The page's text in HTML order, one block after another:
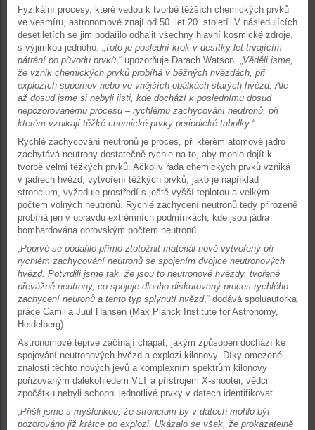
Fyzikální procesy, které vedou k tvorbě těžších chemických prvků
ve vesmíru, astronomové znají od 50. let 20. století. V následujících
desetiletích se jim podařilo odhalit všechny hlavní kosmické zdroje,
s výjimkou jednoho. „Toto je poslední krok v desítky let trvajícím
pátrání po původu prvků,“ upozorňuje Darach Watson. „Věděli jsme,
že vznik chemických prvků probíhá v běžných hvězdách, při
explozích supernov nebo ve vnějších obálkách starých hvězd. Ale
až dosud jsme si nebyli jisti, kde dochází k poslednímu dosud
nepozorovanému procesu – rychlému zachycování neutronů, při
kterém vznikají těžké chemické prvky periodické tabulky.“
Rychlé zachycování neutronů je proces, při kterém atomové jádro
zachytává neutrony dostatečně rychle na to, aby mohlo dojít k
tvorbě velmi těžkých prvků. Ačkoliv řada chemických prvků vzniká
v jádrech hvězd, vytvoření těžkých prvků, jako je například
stroncium, vyžaduje prostředí s ještě vyšší teplotou a velkým
počtem volných neutronů. Rychlé zachycení neutronů tedy přirozeně
probíhá jen v opravdu extrémních podmínkách, kde jsou jádra
bombardována obrovským počtem neutronů.
„Poprvé se podařilo přímo ztotožnit materiál nově vytvořený při
rychlém zachycování neutronů se spojením dvojice neutronových
hvězd. Potvrdili jsme tak, že jsou to neutronové hvězdy, tvořené
převážně neutrony, co spojuje dlouho diskutovaný proces rychlého
zachycení neuronů a tento typ splynutí hvězd,“ dodává spoluautorka
práce Camilla Juul Hansen (Max Planck Institute for Astronomy,
Heidelberg).
Astronomové teprve začínají chápat, jakým způsoben dochází ke
spojování neutronových hvězd a explozi kilonovy. Díky omezené
znalosti těchto nových jevů a komplexním spektrům kilonovy
pořizovaným dalekohledem VLT a přístrojem X-shooter, vědci
zpočátku nebyli schopni jednotlivé prvky v datech identifikovat.
„Přišli jsme s myšlenkou, že stroncium by v datech mohlo být
pozorováno již krátce po explozi. Ukázalo se však, že prokazatelně